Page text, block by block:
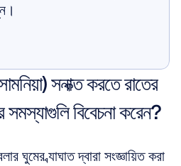
সনাক্ত করতে রাতের
বিবেচনা করেন?
ঘুমের ব্যাঘাত দ্বারা সংজ্ঞায়িত করা